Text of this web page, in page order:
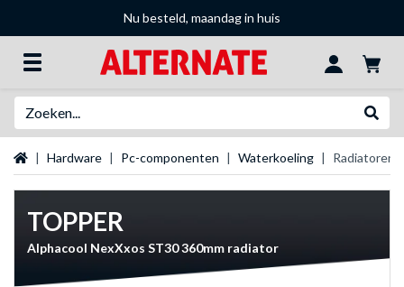
Nu besteld, maandag in huis
Startpagina
Hardware Pc-componenten Waterkoeling Radiatoren
TOPPER
Alphacool NexXxos ST30 360mm radiator